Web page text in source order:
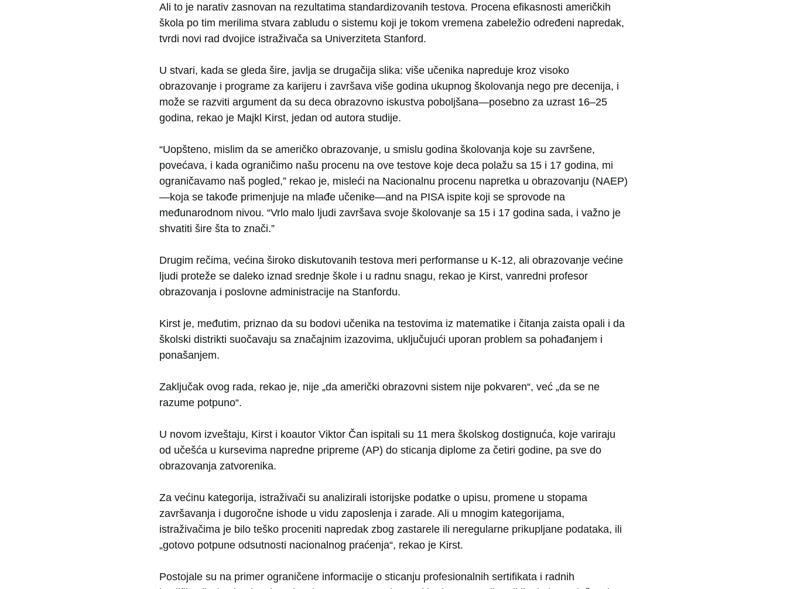
Ali to je narativ zasnovan na rezultatima standardizovanih testova. Procena efikasnosti američkih
škola po tim merilima stvara zabludu o sistemu koji je tokom vremena zabeležio određeni napredak,
tvrdi novi rad dvojice istraživača sa Univerziteta Stanford.
U stvari, kada se gleda šire, javlja se drugačija slika: više učenika napreduje kroz visoko
obrazovanje i programe za karijeru i završava više godina ukupnog školovanja nego pre decenija, i
može se razviti argument da su deca obrazovno iskustva poboljšana—posebno za uzrast 16–25
godina, rekao je Majkl Kirst, jedan od autora studije.
“Uopšteno, mislim da se američko obrazovanje, u smislu godina školovanja koje su završene,
povećava, i kada ograničimo našu procenu na ove testove koje deca polažu sa 15 i 17 godina, mi
ograničavamo naš pogled,” rekao je, misleći na Nacionalnu procenu napretka u obrazovanju (NAEP)
—koja se takođe primenjuje na mlađe učenike—and na PISA ispite koji se sprovode na
međunarodnom nivou. “Vrlo malo ljudi završava svoje školovanje sa 15 i 17 godina sada, i važno je
shvatiti šire šta to znači.”
Drugim rečima, većina široko diskutovanih testova meri performanse u K-12, ali obrazovanje većine
ljudi proteže se daleko iznad srednje škole i u radnu snagu, rekao je Kirst, vanredni profesor
obrazovanja i poslovne administracije na Stanfordu.
Kirst je, međutim, priznao da su bodovi učenika na testovima iz matematike i čitanja zaista opali i da
školski distrikti suočavaju sa značajnim izazovima, uključujući uporan problem sa pohađanjem i
ponašanjem.
Zaključak ovog rada, rekao je, nije „da američki obrazovni sistem nije pokvaren“, već „da se ne
razume potpuno“.
U novom izveštaju, Kirst i koautor Viktor Čan ispitali su 11 mera školskog dostignuća, koje variraju
od učešća u kursevima napredne pripreme (AP) do sticanja diplome za četiri godine, pa sve do
obrazovanja zatvorenika.
Za većinu kategorija, istraživači su analizirali istorijske podatke o upisu, promene u stopama
završavanja i dugoročne ishode u vidu zaposlenja i zarade. Ali u mnogim kategorijama,
istraživačima je bilo teško proceniti napredak zbog zastarele ili neregularne prikupljane podataka, ili
„gotovo potpune odsutnosti nacionalnog praćenja“, rekao je Kirst.
Postojale su na primer ograničene informacije o sticanju profesionalnih sertifikata i radnih